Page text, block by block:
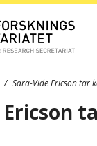
Sara-Vide Ericson tar
Ericson